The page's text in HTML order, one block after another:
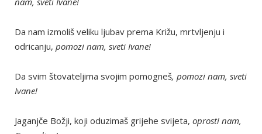
Da nam izmoliš veliku ljubav prema Križu, mrtvljenju i
odricanju, pomozi nam, sveti Ivane!
Da svim štovateljima svojim pomogneš, pomozi nam, sveti
Ivane!
Jaganjče Božji, koji oduzimaš grijehe svijeta, oprosti nam,